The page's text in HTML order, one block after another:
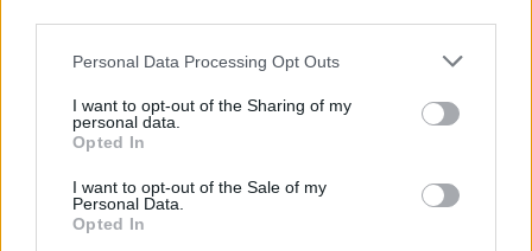
This information may also be disclosed by us to third parties
disclose it to other third parties.
Please note that this website/app uses one or more Google
services and may gather and store information including but
not limited to your visit or usage behaviour. You may click to
grant or deny consent to Google and its third-party tags to
Personal Data Processing Opt Outs
I want to opt-out of the Sharing of my
personal data.
Opted In
I want to opt-out of the Sale of my
Personal Data.
Opted In
Sbrinare il freezer in pochi minuti: perché 2 millimetri di
Deodoranti per l’estate: le paure sui sali d’alluminio sono
Come pulire i bidoni della raccolta differenziata per evitare
cattivi odori in estate